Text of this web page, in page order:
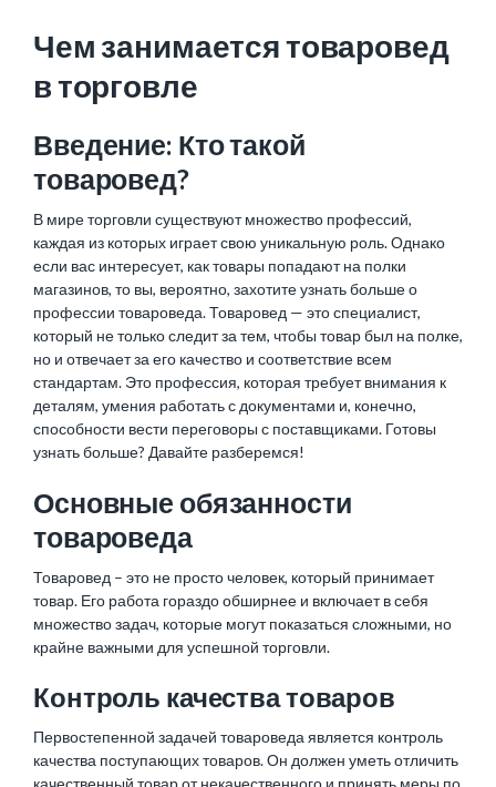
Чем занимается товаровед
в торговле
Введение: Кто такой
товаровед?
В мире торговли существуют множество профессий,
каждая из которых играет свою уникальную роль. Однако
если вас интересует, как товары попадают на полки
магазинов, то вы, вероятно, захотите узнать больше о
профессии товароведа. Товаровед — это специалист,
который не только следит за тем, чтобы товар был на полке,
но и отвечает за его качество и соответствие всем
стандартам. Это профессия, которая требует внимания к
деталям, умения работать с документами и, конечно,
способности вести переговоры с поставщиками. Готовы
узнать больше? Давайте разберемся!
Основные обязанности
товароведа
Товаровед – это не просто человек, который принимает
товар. Его работа гораздо обширнее и включает в себя
множество задач, которые могут показаться сложными, но
крайне важными для успешной торговли.
Контроль качества товаров
Первостепенной задачей товароведа является контроль
качества поступающих товаров. Он должен уметь отличить
качественный товар от некачественного и принять меры по